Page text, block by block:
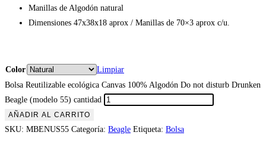
Manillas de Algodón natural
Dimensiones 47x38x18 aprox / Manillas de 70×3 aprox c/u.
Color
Limpiar
Bolsa Reutilizable ecológica Canvas 100% Algodón Do not disturb Drunken
Beagle (modelo 55) cantidad
AÑADIR AL CARRITO
SKU: MBENUS55 Categoría: Beagle Etiqueta: Bolsa